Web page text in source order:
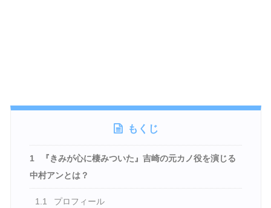
もくじ
1
『きみが心に棲みついた』吉崎の元カノ役を演じる
中村アンとは？
1.1 プロフィール